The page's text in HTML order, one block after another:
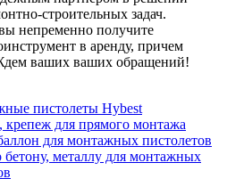
строительных задач.
непременно получите
в аренду, причем
ваших ваших обращений!
пистолеты Hybest
крепеж для прямого монтажа
для монтажных пистолетов
бетону, металлу для монтажных